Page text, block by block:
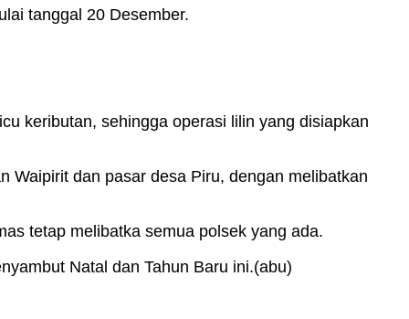
tanggal 20 Desember.
keributan, sehingga operasi lilin yang disiapkan
Waipirit dan pasar desa Piru, dengan melibatkan
tetap melibatka semua polsek yang ada.
Natal dan Tahun Baru ini.(abu)